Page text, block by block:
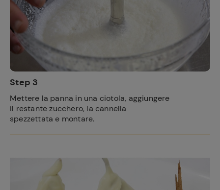
Step 3
Mettere la panna in una ciotola, aggiungere
il restante zucchero, la cannella
spezzettata e montare.
Ricette
preferite